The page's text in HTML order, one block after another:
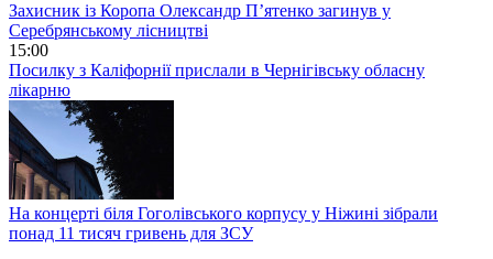
Захисник із Коропа Олександр П’ятенко загинув у
Серебрянському лісництві
15:00
Посилку з Каліфорнії прислали в Чернігівську обласну
лікарню
На концерті біля Гоголівського корпусу у Ніжині зібрали
понад 11 тисяч гривень для ЗСУ